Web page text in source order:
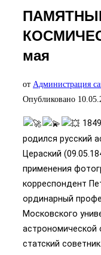
мая
от Администрация
Опубликовано
родился русский
Цераский
применения
корреспондент
ординарный
Московского
астрономической
статский советник.